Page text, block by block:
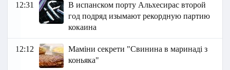
12:31
В испанском порту Альхесирас второй
год подряд изымают рекордную партию
кокаина
12:12
Маміни секрети "Свинина в маринаді з
коньяка"